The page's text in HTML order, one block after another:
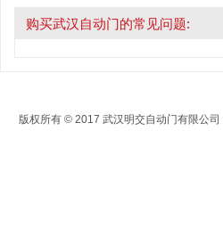
购买武汉自动门的常见问题:
版权所有 © 2017 武汉明交自动门有限公